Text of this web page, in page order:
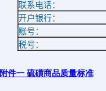
联系电话：
开户银行：
账号：
税号：
附件一 硫磺商品质量标准